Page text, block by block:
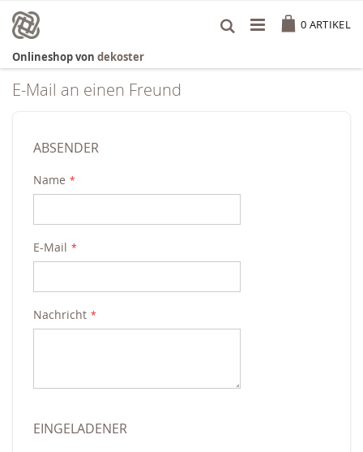
Inhalt
springen
0 ARTIKEL
Onlineshop von dekoster
E-Mail an einen Freund
ABSENDER
Name
E-Mail
Nachricht
EINGELADENER